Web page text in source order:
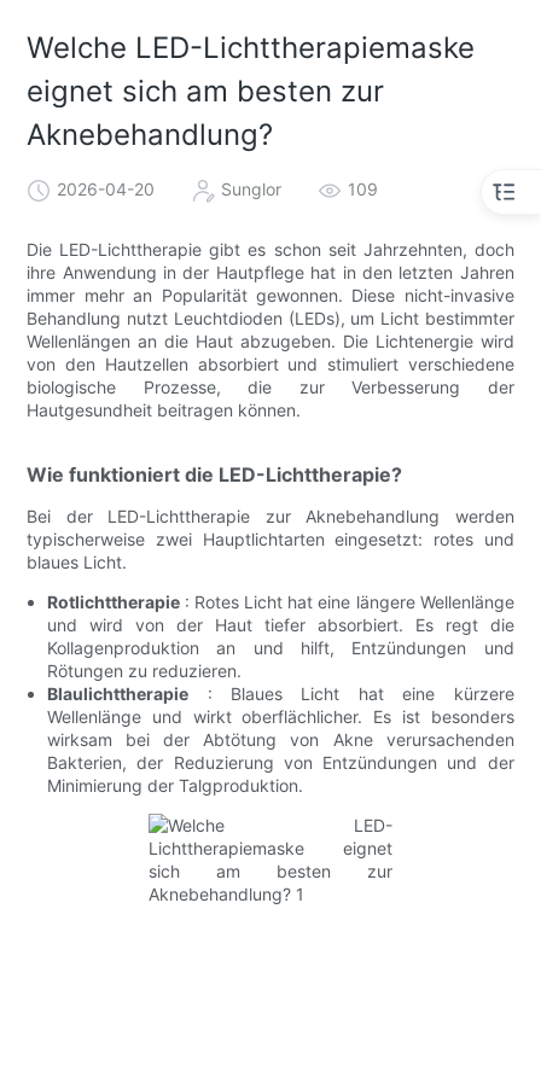
Welche LED-Lichttherapiemaske
eignet sich am besten zur
Aknebehandlung?
2026-04-20 Sunglor 109
Die LED-Lichttherapie gibt es schon seit Jahrzehnten, doch
ihre Anwendung in der Hautpflege hat in den letzten Jahren
immer mehr an Popularität gewonnen. Diese nicht-invasive
Behandlung nutzt Leuchtdioden (LEDs), um Licht bestimmter
Wellenlängen an die Haut abzugeben. Die Lichtenergie wird
von den Hautzellen absorbiert und stimuliert verschiedene
biologische Prozesse, die zur Verbesserung der
Hautgesundheit beitragen können.
Wie funktioniert die LED-Lichttherapie?
Bei der LED-Lichttherapie zur Aknebehandlung werden
typischerweise zwei Hauptlichtarten eingesetzt: rotes und
blaues Licht.
Rotlichttherapie : Rotes Licht hat eine längere Wellenlänge
und wird von der Haut tiefer absorbiert. Es regt die
Kollagenproduktion an und hilft, Entzündungen und
Rötungen zu reduzieren.
Blaulichttherapie : Blaues Licht hat eine kürzere
Wellenlänge und wirkt oberflächlicher. Es ist besonders
wirksam bei der Abtötung von Akne verursachenden
Bakterien, der Reduzierung von Entzündungen und der
Minimierung der Talgproduktion.